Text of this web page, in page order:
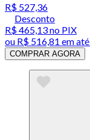
R$ 527,36
Desconto
R$ 465,13no PIX
ou R$ 516,81 em até
COMPRAR AGORA